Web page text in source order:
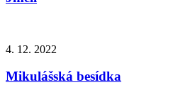
4. 12. 2022
Mikulášská besídka